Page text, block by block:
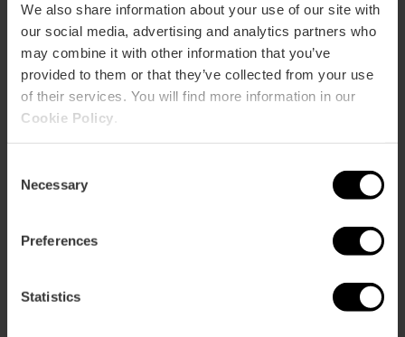
We also share information about your use of our site with
our social media, advertising and analytics partners who
may combine it with other information that you’ve
provided to them or that they’ve collected from your use
of their services. You will find more information in our
Cookie Policy
Selection
Necessary
Preferences
StatisticsVivi la Paella Experience: impara a
cucinare come da tradizione